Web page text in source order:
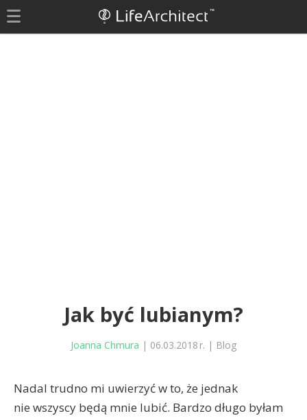
Jak być lubianym?
Joanna Chmura | 06.03.2018 r. | Blog
Nadal trudno mi uwierzyć w to, że jednak
nie wszyscy będą mnie lubić. Bardzo długo byłam